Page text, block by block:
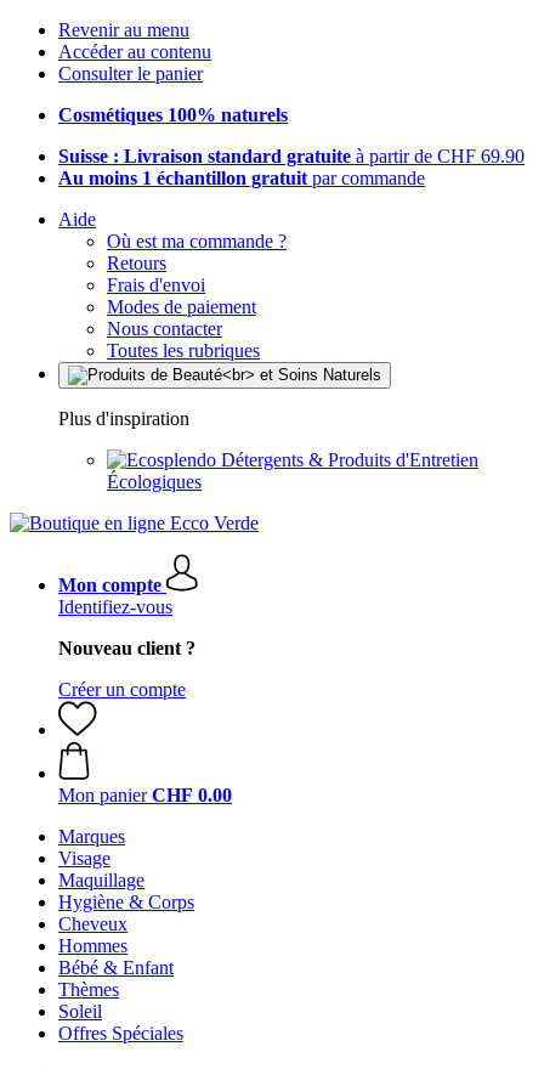
Revenir au menu
Accéder au contenu
Consulter le panier
Cosmétiques 100% naturels
Suisse : Livraison standard gratuite à partir de CHF 69.90
Au moins 1 échantillon gratuit par commande
Aide
Où est ma commande ?
Retours
Frais d'envoi
Modes de paiement
Nous contacter
Toutes les rubriques
Plus d'inspiration
Détergents & Produits d'Entretien
Écologiques
Mon compte
Identifiez-vous
Nouveau client ?
Créer un compte
Mon panier CHF 0.00
Marques
Visage
Maquillage
Hygiène & Corps
Cheveux
Hommes
Bébé & Enfant
Thèmes
Soleil
Offres Spéciales